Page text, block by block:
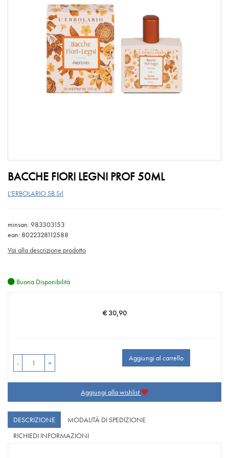
BACCHE FIORI LEGNI PROF 50ML
L'ERBOLARIO SB Srl
minsan: 983303153
ean: 8022328112588
Vai alla descrizione prodotto
Buona Disponibilità
Prezzo
€ 30,90
- +
Aggiungi al carrello
Aggiungi alla wishlist
DESCRIZIONE
MODALITÀ DI SPEDIZIONE
RICHIEDI INFORMAZIONI